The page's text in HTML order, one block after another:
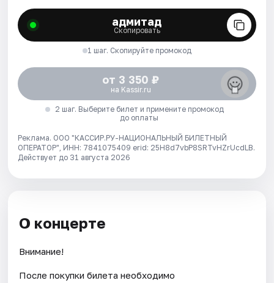
адмитад
Скопировать
1 шаг. Скопируйте промокод
от 3 350 ₽
на Kassir.ru
2 шаг. Выберите билет и примените промокод
до оплаты
Реклама. ООО "КАССИР.РУ-НАЦИОНАЛЬНЫЙ БИЛЕТНЫЙ
ОПЕРАТОР", ИНН: 7841075409 erid: 25H8d7vbP8SRTvHZrUcdLB.
Действует до 31 августа 2026
О концерте
Внимание!
После покупки билета необходимо